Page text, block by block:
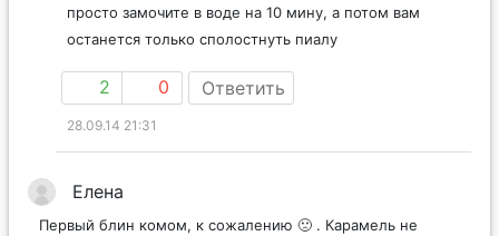
просто замочите в воде на 10 мину, а потом вам
останется только сполостнуть пиалу
2 0 Ответить
28.09.14 21:31
Елена
Первый блин комом, к сожалению 🙁 . Карамель не